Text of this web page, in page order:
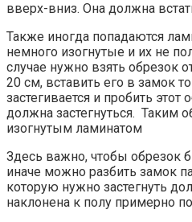
вверх-вниз. Она должна
Также иногда попадаются
немного изогнутые и их не
случае нужно взять обрезок
20 см, вставить его в замок
застегивается и пробить
должна застегнуться. Таким
изогнутым ламинатом
Здесь важно, чтобы обрезок
иначе можно разбить замок
которую нужно застегнуть
наклонена к полу примерно